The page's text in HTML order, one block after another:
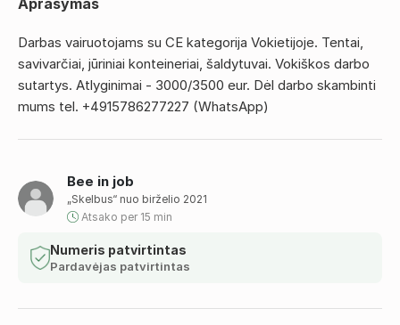
Bee in job
„Skelbus“ nuo birželio 2021
Atsako per 15 min
Numeris patvirtintas
Pardavėjas patvirtintas
Aprašymas
Darbas vairuotojams su CE kategorija Vokietijoje. Tentai,
savivarčiai, jūriniai konteineriai, šaldytuvai. Vokiškos darbo
sutartys. Atlyginimai - 3000/3500 eur. Dėl darbo skambinti
mums tel. +4915786277227 (WhatsApp)